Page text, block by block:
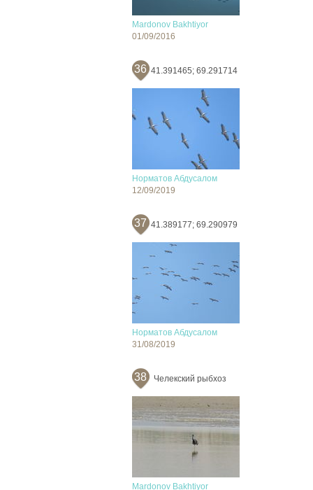
Mardonov Bakhtiyor
01/09/2016
36 41.391465; 69.291714
Норматов Абдусалом
12/09/2019
37 41.389177; 69.290979
Норматов Абдусалом
31/08/2019
38 Челекский рыбхоз
Mardonov Bakhtiyor